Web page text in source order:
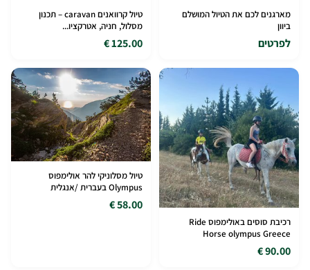
מארגנים לכם את הטיול המושלם
ביוון
לפרטים
טיול קרוואנים caravan – תכנון
מסלול, חניה, אטרקציו...
125.00 €
רכיבת סוסים באולימפוס Ride
Horse olympus Greece
90.00 €
טיול מסלוניקי להר אולימפוס
Olympus בעברית /אנגלית
58.00 €